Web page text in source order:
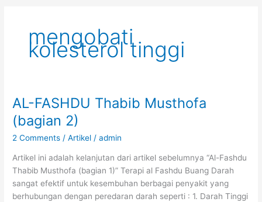
mengobati
kolesterol tinggi
AL-FASHDU Thabib Musthofa
(bagian 2)
2 Comments /Artikel /admin
Artikel ini adalah kelanjutan dari artikel sebelumnya “Al-Fashdu
Thabib Musthofa (bagian 1)” Terapi al Fashdu Buang Darah
sangat efektif untuk kesembuhan berbagai penyakit yang
berhubungan dengan peredaran darah seperti : 1. Darah Tinggi